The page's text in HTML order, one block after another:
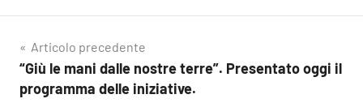
Navigazione
articoli
Articolo precedente
“Giù le mani dalle nostre terre”. Presentato oggi il
programma delle iniziative.